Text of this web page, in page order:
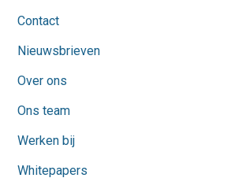
Contact
Nieuwsbrieven
Over ons
Ons team
Werken bij
Whitepapers